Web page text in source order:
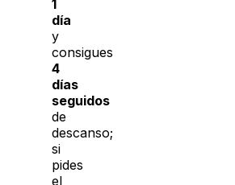
1
día
y
consigues
4
días
seguidos
de
descanso;
si
pides
el